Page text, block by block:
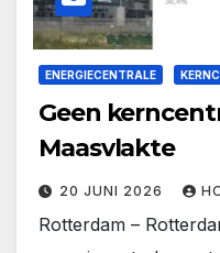
ENERGIECENTRALE
Geen
Maasvlakte
20 JUNI 2026
Rotterdam –